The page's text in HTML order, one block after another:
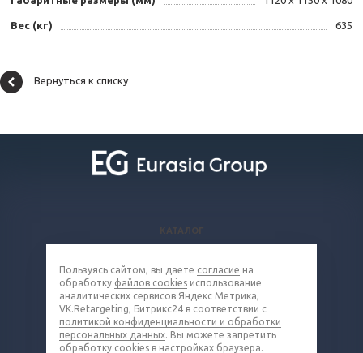
Вес (кг) 635
Вернуться к списку
КАТАЛОГ
КОМПАНИЯ
КОНТАКТЫ
8 (800) 100-66-83
grd@eq-mail.ru
Пользуясь сайтом, вы даете согласие на
обработку файлов cookies использование
аналитических сервисов Яндекс Метрика,
VK.Retargeting, Битрикс24 в соответствии с
политикой конфиденциальности и обработки
персональных данных. Вы можете запретить
обработку cookies в настройках браузера.